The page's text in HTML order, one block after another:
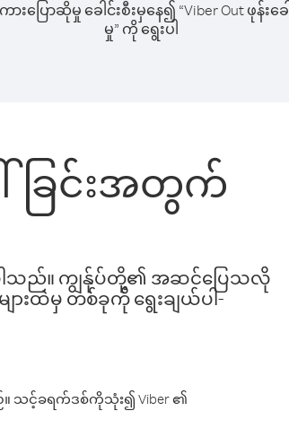
ားပြောဆိုမှု ခေါင်းစီးမှနေ၍ “Viber Out ဖုန်းခေါ်
မှု” ကို ရွေးပါ
ခြင်းအတွက်
ေပါသည်။ ကျွန်ုပ်တို့၏ အဆင်ပြေသလို
ားထဲမှ တစ်ခုကို ရွေးချယ်ပါ-
သင့်ခရက်ဒစ်ကိုသုံး၍ Viber ၏